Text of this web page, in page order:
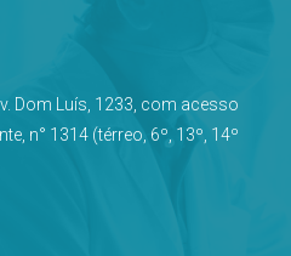
Dom Luís, 1233, com acesso
n° 1314 (térreo, 6º, 13º, 14º